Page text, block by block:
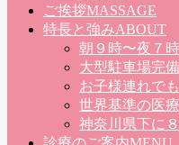
ご挨拶MASSAGE
特長と強みABOUT
朝９時〜夜７
大型駐車場完備
お子様連れで
世界基準の医
神奈川県下に